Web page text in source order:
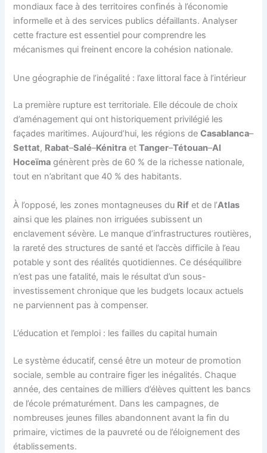
mondiaux face à des territoires confinés à l’économie
informelle et à des services publics défaillants. Analyser
cette fracture est essentiel pour comprendre les
mécanismes qui freinent encore la cohésion nationale.
Une géographie de l’inégalité : l’axe littoral face à l’intérieur
La première rupture est territoriale. Elle découle de choix
d’aménagement qui ont historiquement privilégié les
façades maritimes. Aujourd’hui, les régions deCasablanca–
Settat, Rabat–Salé–Kénitra etTanger–Tétouan–Al
Hoceïma génèrent près de 60 % de la richesse nationale,
tout en n’abritant que 40 % des habitants.
À l’opposé, les zones montagneuses du Rif et de l’Atlas
ainsi que les plaines non irriguées subissent un
enclavement sévère. Le manque d’infrastructures routières,
la rareté des structures de santé et l’accès difficile à l’eau
potable y sont des réalités quotidiennes. Ce déséquilibre
n’est pas une fatalité, mais le résultat d’un sous-
investissement chronique que les budgets locaux actuels
ne parviennent pas à compenser.
L’éducation et l’emploi : les failles du capital humain
Le système éducatif, censé être un moteur de promotion
sociale, semble au contraire figer les inégalités. Chaque
année, des centaines de milliers d’élèves quittent les bancs
de l’école prématurément. Dans les campagnes, de
nombreuses jeunes filles abandonnent avant la fin du
primaire, victimes de la pauvreté ou de l’éloignement des
établissements.